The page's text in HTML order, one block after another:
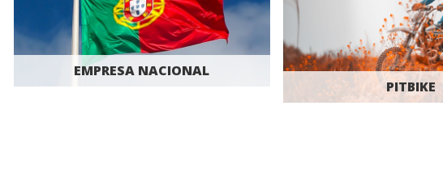
EMPRESA NACIONAL
PITBIKE